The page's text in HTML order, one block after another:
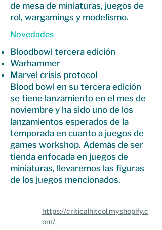
de mesa de miniaturas, juegos de
rol, wargamings y modelismo.
Novedades
Bloodbowl tercera edición
Warhammer
Marvel crisis protocol
Blood bowl en su tercera edición
se tiene lanzamiento en el mes de
noviembre y ha sido uno de los
lanzamientos esperados de la
temporada en cuanto a juegos de
games workshop. Además de ser
tienda enfocada en juegos de
miniaturas, llevaremos las figuras
de los juegos mencionados.
https://criticalhitcol.myshopify.c
om/